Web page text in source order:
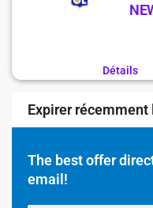
Détails
Expirer
The best offer
email!